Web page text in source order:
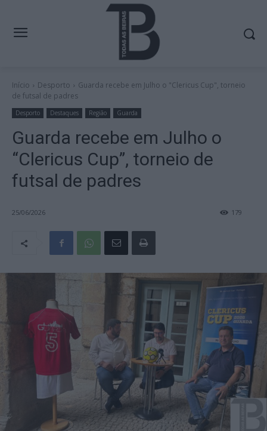
Início Desporto
Guarda recebe em Julho o "Clericus Cup", torneio
de futsal de padres
Desporto Destaques Região Guarda
Guarda recebe em Julho o
“Clericus Cup”, torneio de
futsal de padres
25/06/2026 179